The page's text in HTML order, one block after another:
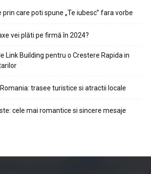
care poti spune „Te iubesc” fara vorbe
vei plăti pe firmă în 2024?
Link Building pentru o Crestere Rapida in
trasee turistice si atractii locale
cele mai romantice si sincere mesaje